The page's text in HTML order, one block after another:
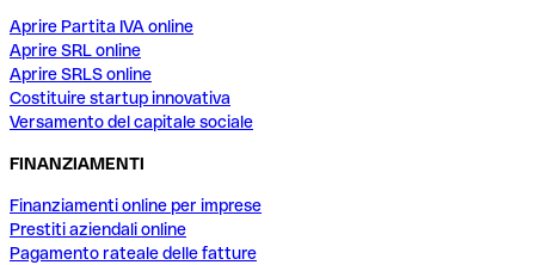
Aprire Partita IVA online
Aprire SRL online
Aprire SRLS online
Costituire startup innovativa
Versamento del capitale sociale
FINANZIAMENTI
Finanziamenti online per imprese
Prestiti aziendali online
Pagamento rateale delle fatture